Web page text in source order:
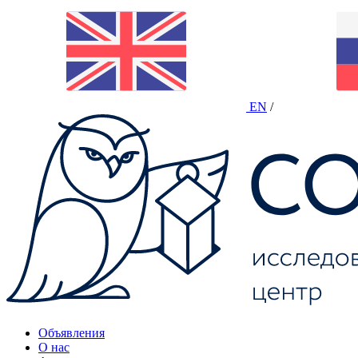
EN /
Объявления
О нас